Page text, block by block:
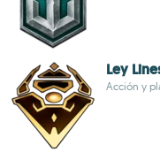
Ley
Acción y